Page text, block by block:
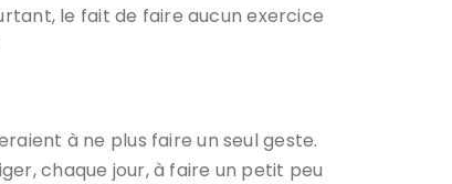
le fait de faire aucun exercice
à ne plus faire un seul geste.
chaque jour, à faire un petit peu